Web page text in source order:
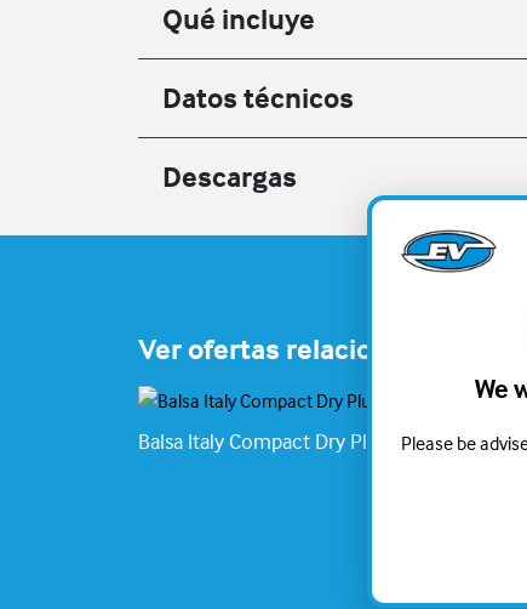
Qué incluye
Datos técnicos
Descargas
Ver ofertas relacionadas
Balsa Italy Compact Dry Plus
We
Please be